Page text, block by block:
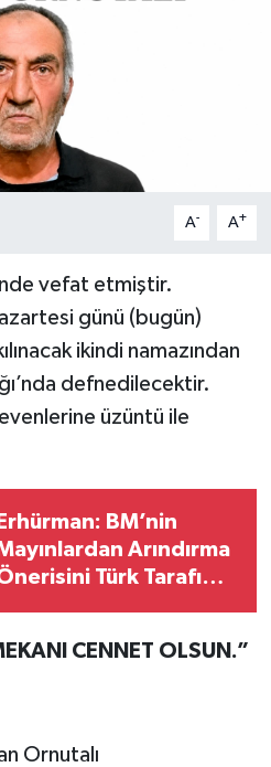
A- A+
vefat etmiştir.
günü (bugün)
ikindi namazından
defnedilecektir.
üzüntü ile
Erhürman: BM’nin
Arındırma
Türk Tarafı
CENNET OLSUN.”
Ornutalı